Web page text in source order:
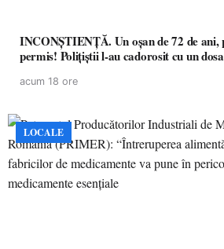
INCONȘTIENȚĂ. Un oșan de 72 de
permis! Polițiștii l-au cadorosit cu un
acum 18 ore
LOCALE